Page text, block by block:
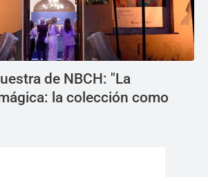
de NBCH: "La
la colección como